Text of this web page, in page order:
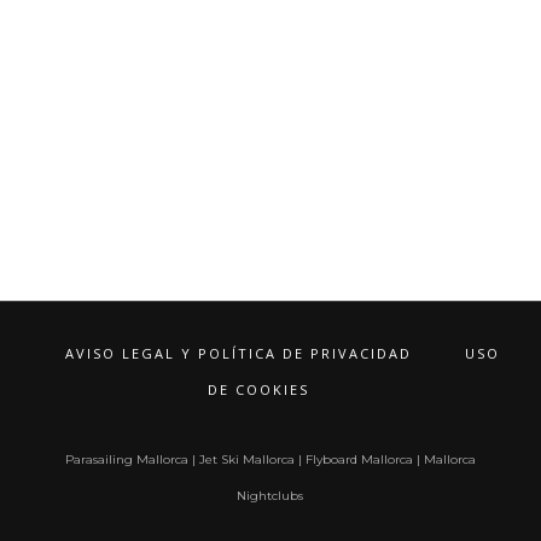
AVISO LEGAL Y POLÍTICA DE PRIVACIDAD
USO
DE COOKIES
Parasailing Mallorca | Jet Ski Mallorca | Flyboard Mallorca | Mallorca
Nightclubs